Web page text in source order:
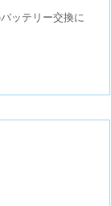
ッテリー交換に